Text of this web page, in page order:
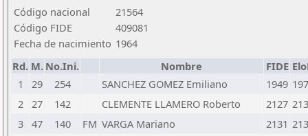
Código nacional
21564
Código FIDE
409081
Fecha de nacimiento 1964
Rd. M. No.Ini. Nombre FIDE
1
29 254 SANCHEZ GOMEZ Emiliano 1949
2 27 142 CLEMENTE LLAMERO Roberto 2127
3 47 140 FM VARGA Mariano 2131